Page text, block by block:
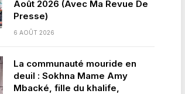
Août 2026 (Avec Ma Revue De
Presse)
6 AOÛT 2026
La communauté mouride en
deuil : Sokhna Mame Amy
Mbacké, fille du khalife,